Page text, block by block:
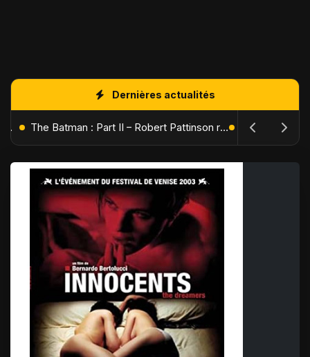
Dernières actualités
L'Âge de Glace : Le Réveil du Volcan – Manny, Sid et Diego de retour pour une aventure explosive The Batman : Part II – Robert Pattinson replonge dans les ténèbres de Gotham dès octobre 2027